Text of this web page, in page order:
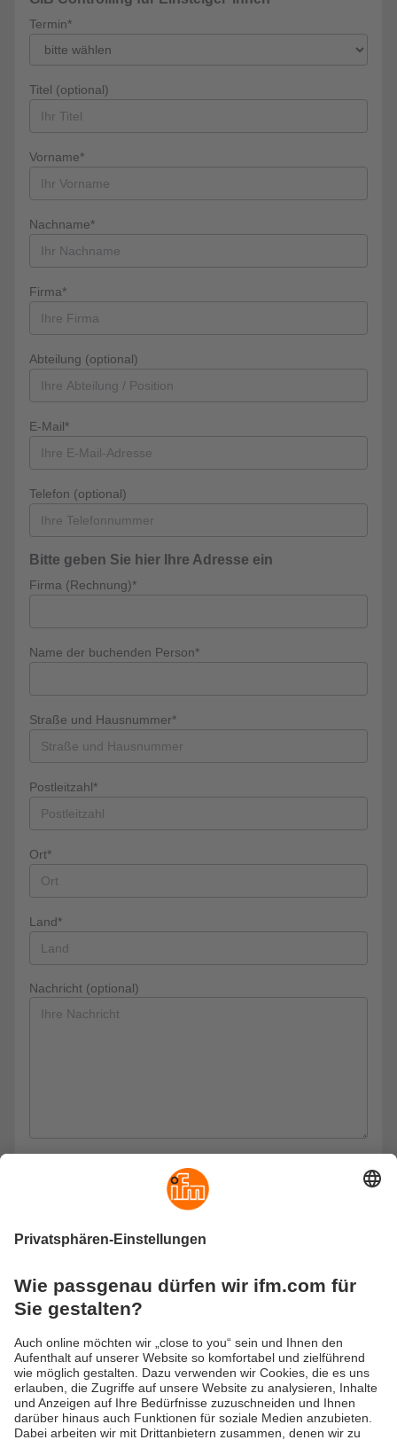
Termin*
Titel (optional)
Vorname*
Nachname*
Firma*
Abteilung (optional)
E-Mail*
Telefon (optional)
Bitte geben Sie hier Ihre Adresse ein
Firma (Rechnung)*
Name der buchenden Person*
Straße und Hausnummer*
Postleitzahl*
Ort*
Land*
Nachricht (optional)
Ich habe den Datenschutzhinweis gelesen und bin mit
einverstanden.
Hier finden Sie unseren Datenschutzhinweis.
Absenden
Versandkosten
Gewährleistung
AGB
Barrierefreiheit